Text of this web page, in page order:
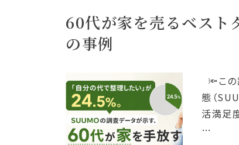
60代が家を売るベスト
の事例
🔦こ
態（
活満足
…